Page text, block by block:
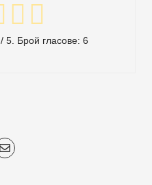
/ 5. Брой гласове: 6